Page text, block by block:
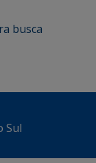
busca
Sul